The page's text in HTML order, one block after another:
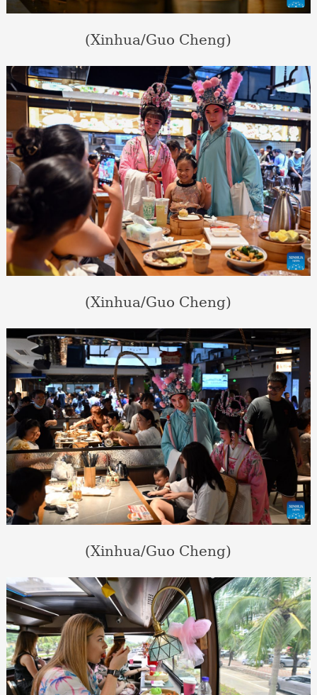
(Xinhua/Guo Cheng)
(Xinhua/Guo Cheng)
(Xinhua/Guo Cheng)